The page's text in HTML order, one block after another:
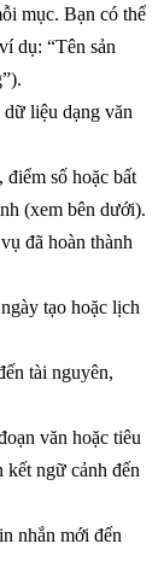
mục. Bạn có thể
dụ: “Tên sản
liệu dạng văn
số hoặc bất
(xem bên dưới).
đã hoàn thành
tạo hoặc lịch
tài nguyên,
văn hoặc tiêu
kết ngữ cảnh đến
nhắn mới đến